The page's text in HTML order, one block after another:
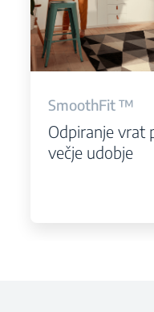
SmoothFit ™
Odpiranje vrat
večje udobje